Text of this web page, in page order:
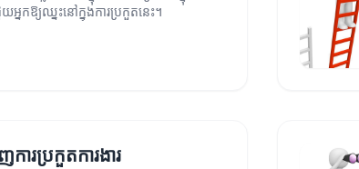
នកឱ្យឈ្នះនៅក្នុងការប្រកួតនេះ។
ារប្រកួតការងារ